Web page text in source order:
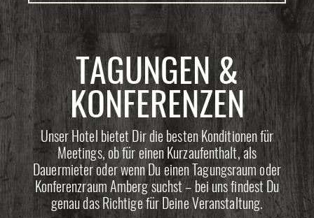
TAGUNGEN &
KONFERENZEN
Unser Hotel bietet Dir die besten Konditionen für
Meetings, ob für einen Kurzaufenthalt, als
Dauermieter oder wenn Du einen Tagungsraum oder
Konferenzraum Amberg suchst – bei uns findest Du
genau das Richtige für Deine Veranstaltung.